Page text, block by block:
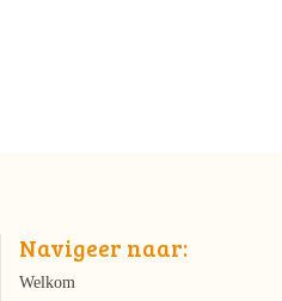
Navigeer naar:
Welkom